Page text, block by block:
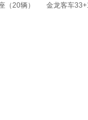
（20辆） 金龙客车